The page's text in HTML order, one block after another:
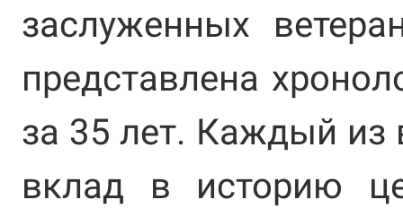
заслуженных
представлена
за 35 лет. Каждый
вклад в историю